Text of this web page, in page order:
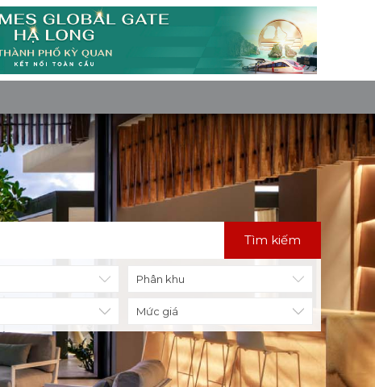
Tìm kiếm
Mức giá